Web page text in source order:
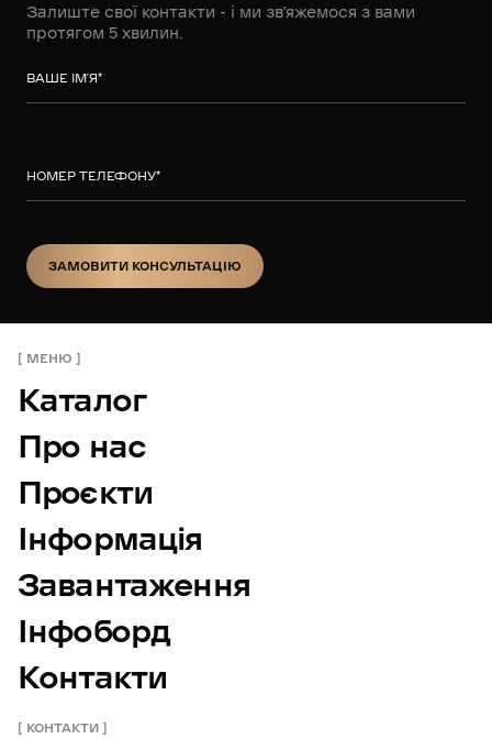
Залиште свої контакти - і ми зв’яжемося з вами
протягом 5 хвилин.
ВАШЕ ІМ’Я*
НОМЕР ТЕЛЕФОНУ*
ЗАМОВИТИ КОНСУЛЬТАЦІЮ
МЕНЮ
Каталог
Про нас
Проєкти
Інформація
Завантаження
Інфоборд
Контакти
КОНТАКТИ